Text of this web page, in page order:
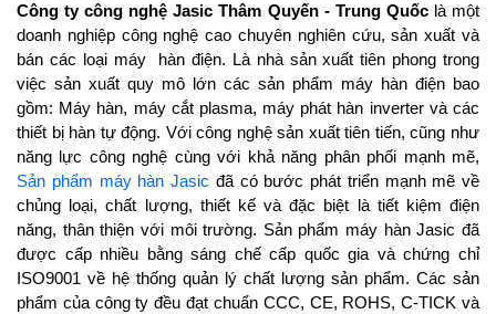
Công ty công nghệ Jasic Thâm Quyến - Trung Quốclà một
doanh nghiệp công nghệ cao chuyên nghiên cứu, sản xuất và
bán các loại máy hàn điện. Là nhà sản xuất tiên phong trong
việc sản xuất quy mô lớn các sản phẩm máy hàn điện bao
gồm: Máy hàn, máy cắt plasma, máy phát hàn inverter và các
thiết bị hàn tự động. Với công nghệ sản xuất tiên tiến, cũng như
năng lực công nghệ cùng với khả năng phân phối mạnh mẽ,
Sản phẩm máy hàn Jasic đã có bước phát triển mạnh mẽ về
chủng loại, chất lượng, thiết kế và đặc biệt là tiết kiệm điện
năng, thân thiện với môi trường. Sản phẩm máy hàn Jasic đã
được cấp nhiều bằng sáng chế cấp quốc gia và chứng chỉ
ISO9001 về hệ thống quản lý chất lượng sản phẩm. Các sản
phẩm của công ty đều đạt chuẩn CCC, CE, ROHS, C-TICK và